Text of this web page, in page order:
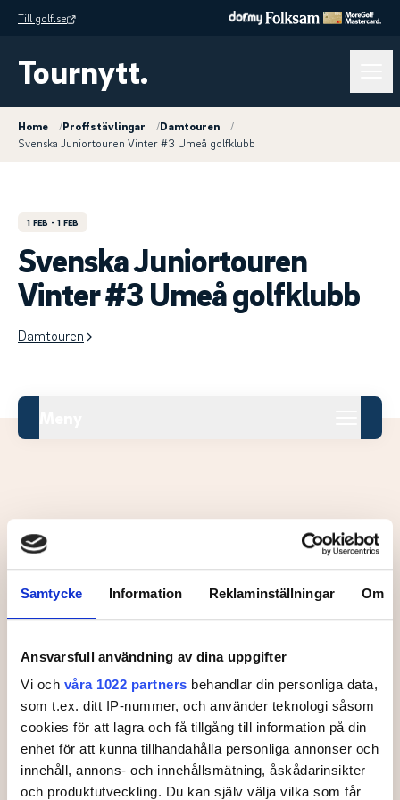
Samtycke Information Reklaminställningar Om
Ansvarsfull användning av dina uppgifter
Vi och våra 1022 partners behandlar din personliga data,
som t.ex. ditt IP-nummer, och använder teknologi såsom
cookies för att lagra och få tillgång till information på din
enhet för att kunna tillhandahålla personliga annonser och
innehåll, annons- och innehållsmätning, åskådarinsikter
och produktutveckling. Du kan själv välja vilka som får
Till golf.se
Tournytt.
Home /Proffstävlingar /Damtouren
/
Svenska Juniortouren Vinter #3 Umeå golfklubb
1 FEB - 1 FEB
Svenska Juniortouren
Vinter #3 Umeå golfklubb
Damtouren
Leaderboard.
Inga resultat tillgängliga ännu.